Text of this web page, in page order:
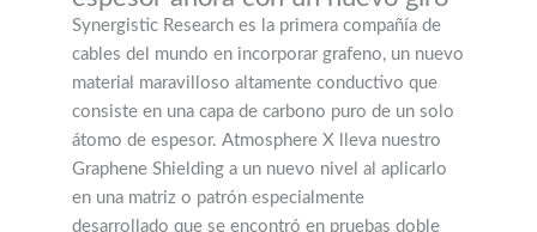
Synergistic Research es la primera compañía de
cables del mundo en incorporar grafeno, un nuevo
material maravilloso altamente conductivo que
consiste en una capa de carbono puro de un solo
átomo de espesor. Atmosphere X lleva nuestro
Graphene Shielding a un nuevo nivel al aplicarlo
en una matriz o patrón especialmente
desarrollado que se encontró en pruebas doble